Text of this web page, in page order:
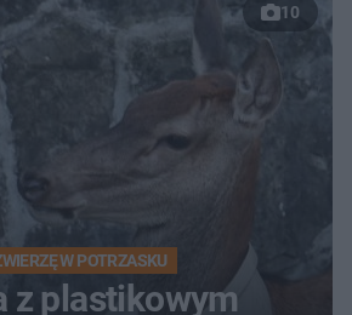
10
W POTRZASKU
z plastikowym